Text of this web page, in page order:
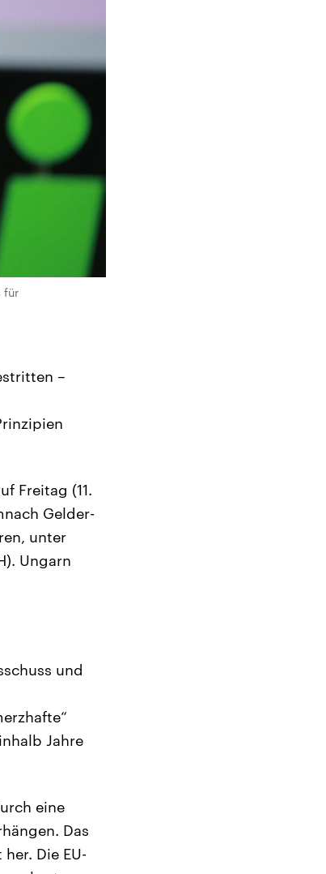
für
–
Freitag (11.
Gelder-
unter
Ungarn
und
Jahre
eine
Das
Die EU-